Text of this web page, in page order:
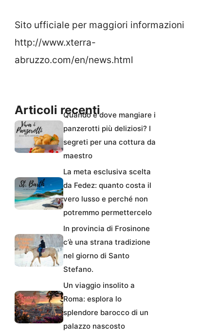
Sito ufficiale per maggiori informazioni
http://www.xterra-
abruzzo.com/en/news.html
Articoli recentiQuando e dove mangiare i
panzerotti più deliziosi? I
segreti per una cottura da
maestro
La meta esclusiva scelta
da Fedez: quanto costa il
vero lusso e perché non
potremmo permettercelo
In provincia di Frosinone
c’è una strana tradizione
nel giorno di Santo
Stefano.
Un viaggio insolito a
Roma: esplora lo
splendore barocco di un
palazzo nascosto